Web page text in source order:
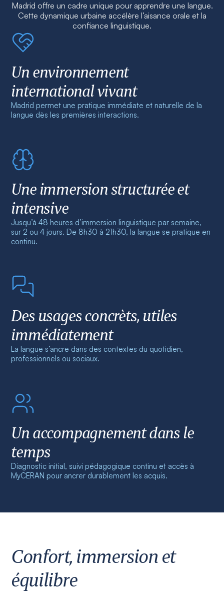
Madrid offre un cadre unique pour apprendre une langue.
Cette dynamique urbaine accélère l’aisance orale et la
confiance linguistique.
Un environnement
international vivant
Madrid permet une pratique immédiate et naturelle de la
langue dès les premières interactions.
Une immersion structurée et
intensive
Jusqu’à 48 heures d’immersion linguistique par semaine,
sur 2 ou 4 jours. De 8h30 à 21h30, la langue se pratique en
continu.
Des usages concrèts, utiles
immédiatement
La langue s’ancre dans des contextes du quotidien,
professionnels ou sociaux.
Un accompagnement dans le
temps
Diagnostic initial, suivi pédagogique continu et accès à
MyCERAN pour ancrer durablement les acquis.
Confort, immersion et
équilibre